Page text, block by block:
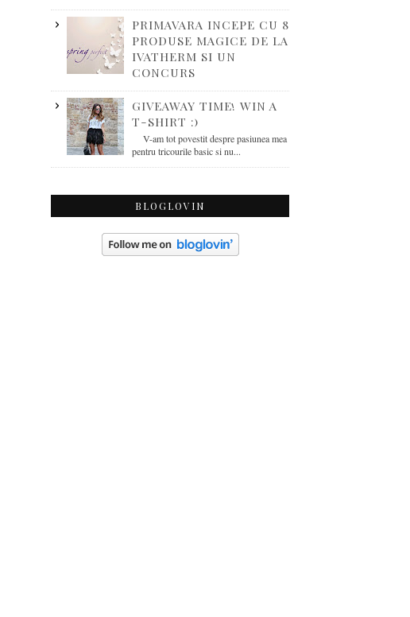
PRIMAVARA INCEPE CU 8
PRODUSE MAGICE DE LA
IVATHERM SI UN
CONCURS
GIVEAWAY TIME! WIN A
T-SHIRT :)
V-am tot povestit despre pasiunea mea
pentru tricourile basic si nu...
BLOGLOVIN